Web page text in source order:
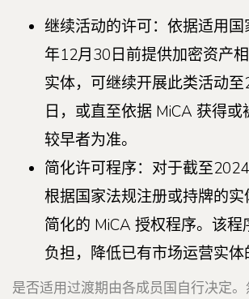
继续活动的许可：依据适用
年12月30日前提供加密资产
实体，可继续开展此类活动
日，或直至依据 MiCA 获得
较早者为准。
简化许可程序：对于截至
根据国家法规注册或持牌的实
简化的 MiCA 授权程序。该
负担，降低已有市场运营实体
是否适用过渡期由各成员国自行决定